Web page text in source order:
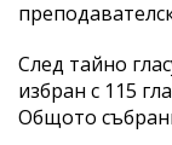
След тайно
избран с 115
Общото